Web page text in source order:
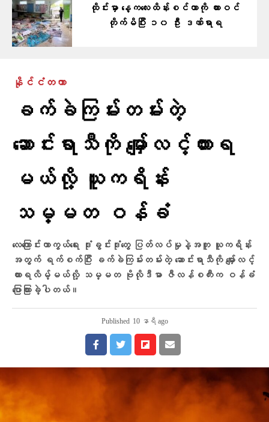
ထိုင်းမှာ နေ့ကလေးထိန်းစင်တာကို ကားဝင်
တိုက်မိပြီး ၁၀ ဦး ဒဏ်ရာရ
နိုင်ငံတကာ
ခက်ခဲကြမ်းတမ်းတဲ့
ဆောင်းရာသီကို မျှော်လင့်ထားရ
မယ်လို့ ယူကရိန်း
သမ္မတ ဝန်ခံ
လေကြောင်းကာကွယ်ရေး ဒုံးခွင်းဒုံးတွေ ပြတ်လပ်မှုနဲ့အတူ ယူကရိန်း
အတွက် ရက်စက်ပြီး ခက်ခဲကြမ်းတမ်းတဲ့ ဆောင်းရာသီကို မျှော်လင့်
ထားရလိမ့်မယ်လို့ သမ္မတ ဗိုလိုဒီမာ ဇီလန်စကီးက ဝန်ခံ
ပြောကြားခဲ့ပါတယ်။
Published 10 နာရီ ago